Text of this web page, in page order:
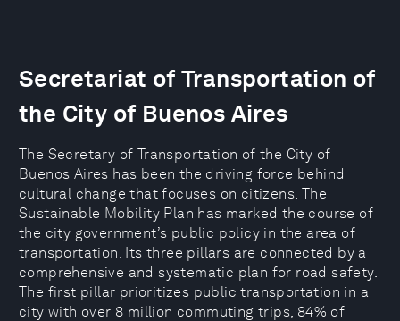
Secretariat of Transportation of
the City of Buenos Aires
The Secretary of Transportation of the City of
Buenos Aires has been the driving force behind
cultural change that focuses on citizens. The
Sustainable Mobility Plan has marked the course of
the city government’s public policy in the area of
transportation. Its three pillars are connected by a
comprehensive and systematic plan for road safety.
The first pillar prioritizes public transportation in a
city with over 8 million commuting trips, 84% of